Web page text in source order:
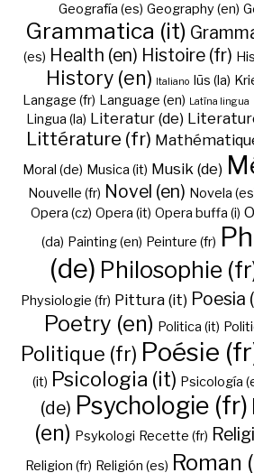
Geografía (es) Geography (en)
Grammatica (it)
(es) Health (en) Histoire (fr)
History (en) Italiano Iūs (la)
Langage (fr) Language (en) Latīna lingua
Lingua (la) Literatur (de)
Littérature (fr)
Moral (de) Musica (it) Musik (de)
Nouvelle (fr) Novel (en) Novela
Opera (cz) Opera (it) Opera buffa (i)
(da) Painting (en) Peinture (fr)
(de) Philosophie
Physiologie (fr) Pittura (it) Poesia
Poetry (en) Politica (it)
Politique (fr) Poésie
(it) Psicologia (it) Psicología
(de) Psychologie (fr)
(en) Psykologi Recette (fr)
Religion (fr) Religión (es) Roman